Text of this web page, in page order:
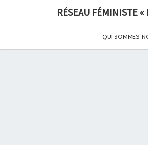
RÉSEAU FÉMINISTE «
QUI SOMMES-